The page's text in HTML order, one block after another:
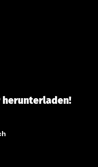
herunterladen!